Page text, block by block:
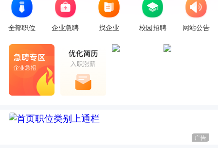
全部职位 企业急聘 找企业 校园招聘 网站公告
广告